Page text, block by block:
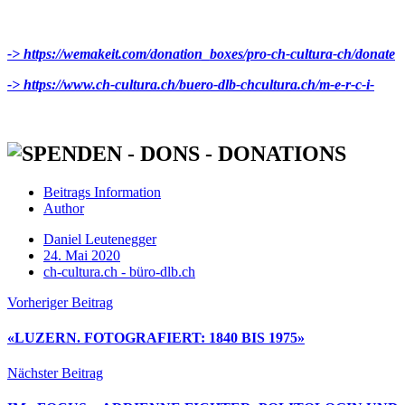
-> https://wemakeit.com/donation_boxes/pro-ch-cultura-ch/donate
-> https://www.ch-cultura.ch/buero-dlb-chcultura.ch/m-e-r-c-i-
Beitrags Information
Author
Daniel Leutenegger
24. Mai 2020
ch-cultura.ch - büro-dlb.ch
Vorheriger Beitrag
«LUZERN. FOTOGRAFIERT: 1840 BIS 1975»
Nächster Beitrag